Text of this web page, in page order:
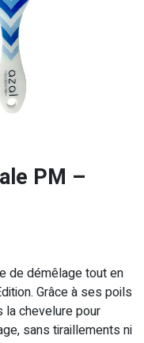
PM –
de démêlage tout en
Grâce à ses poils
chevelure pour
sans tiraillements ni